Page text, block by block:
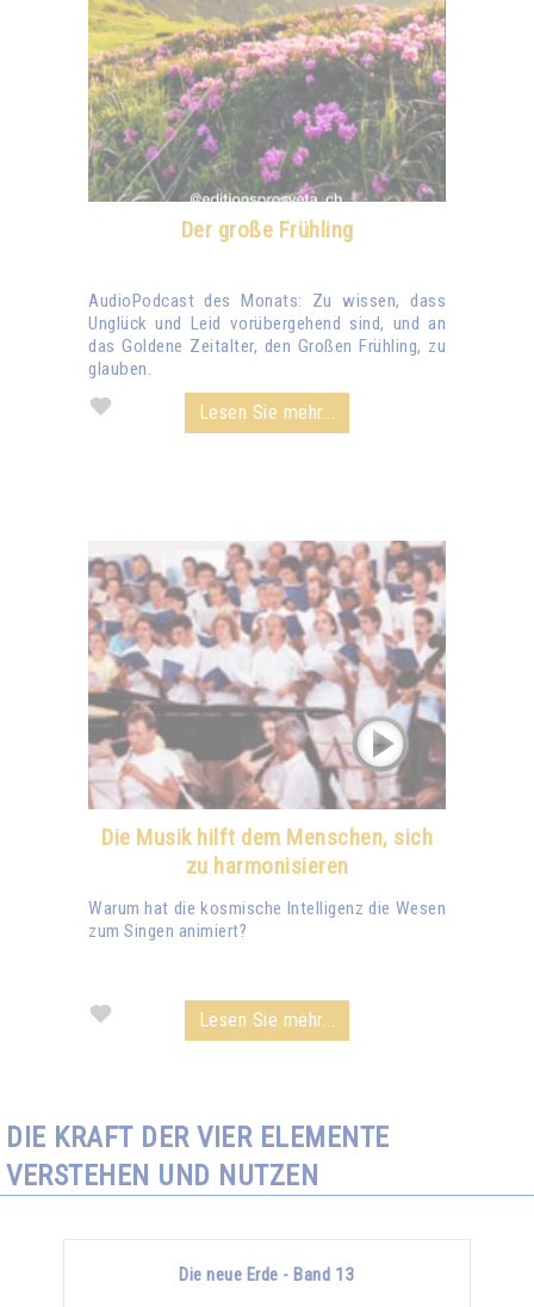
Der große Frühling
AudioPodcast des Monats: Zu wissen, dass
Unglück und Leid vorübergehend sind, und an
das Goldene Zeitalter, den Großen Frühling, zu
glauben.
Lesen Sie mehr...
Die Musik hilft dem Menschen, sich
zu harmonisieren
Warum hat die kosmische Intelligenz die Wesen
zum Singen animiert?
Lesen Sie mehr...
DIE KRAFT DER VIER ELEMENTE
VERSTEHEN UND NUTZEN
Die neue Erde - Band 13